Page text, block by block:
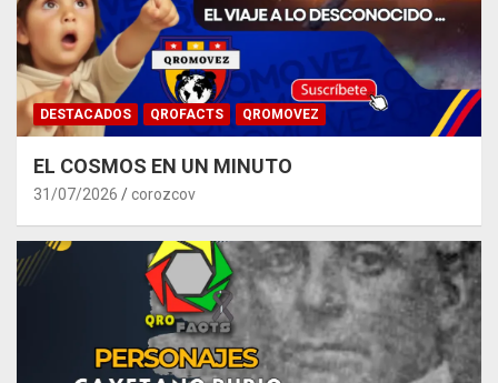
DESTACADOS QROFACTS QROMOVEZ
EL COSMOS EN UN MINUTO
31/07/2026 corozcov